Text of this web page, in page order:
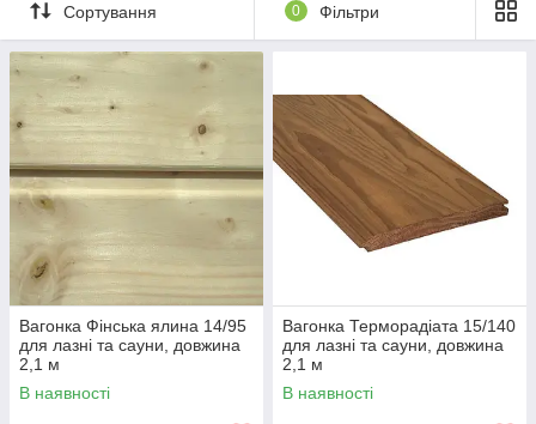
Сортування 0 Фільтри
Вагонка Фінська ялина 14/95
для лазні та сауни, довжина
2,1 м
В наявності
Вагонка Терморадіата 15/140
для лазні та сауни, довжина
2,1 м
В наявності